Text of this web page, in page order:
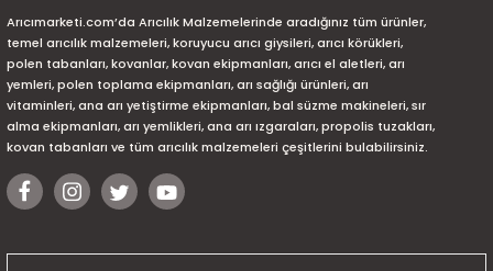
Arıcımarketi.com’da Arıcılık Malzemelerinde aradığınız tüm ürünler,
temel arıcılık malzemeleri, koruyucu arıcı giysileri, arıcı körükleri,
polen tabanları, kovanlar, kovan ekipmanları, arıcı el aletleri, arı
yemleri, polen toplama ekipmanları, arı sağlığı ürünleri, arı
vitaminleri, ana arı yetiştirme ekipmanları, bal süzme makineleri, sır
alma ekipmanları, arı yemlikleri, ana arı ızgaraları, propolis tuzakları,
kovan tabanları ve tüm arıcılık malzemeleri çeşitlerini bulabilirsiniz.